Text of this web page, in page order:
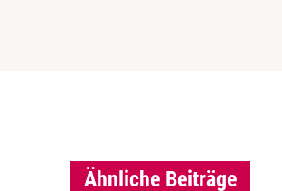
Ähnliche Beiträge